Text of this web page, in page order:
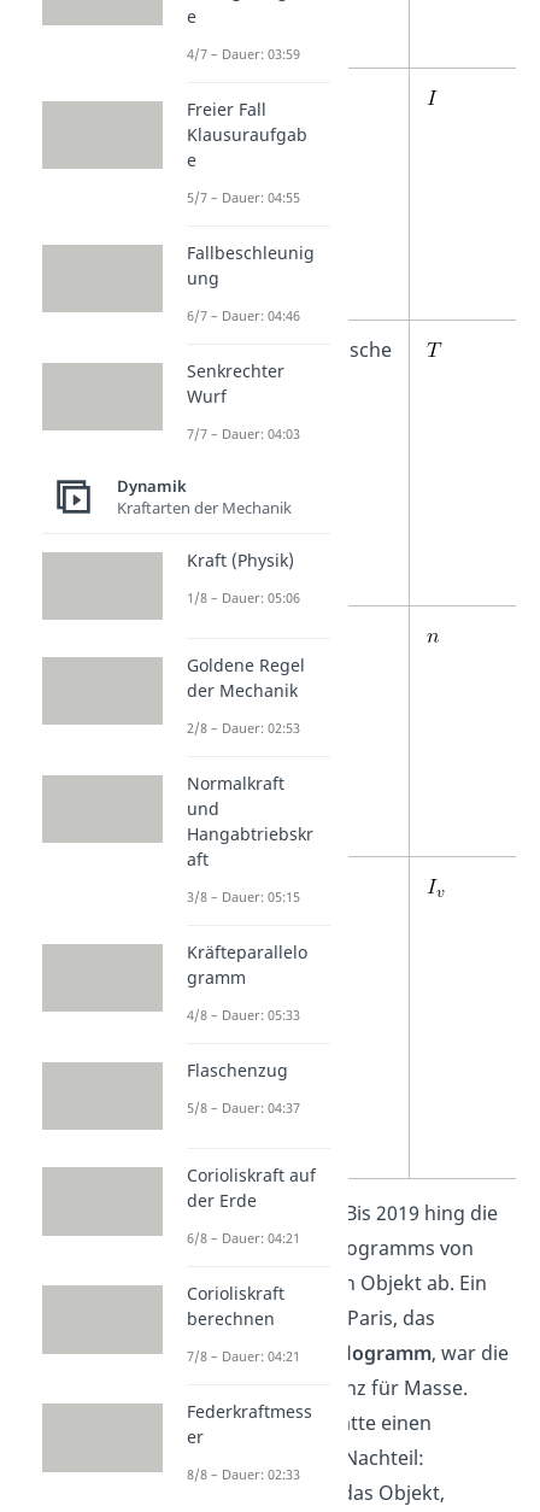
Elektrische
Stromstärke
Thermodynamische
Temperatur
Lichtstärke
Schon gewusst?
Bis 2019 hing die
Definition des Kilogramms von
einem physischen Objekt ab. Ein
Metallzylinder in Paris, das
sogenannte
Urkilogramm, war die
weltweite Referenz für Masse.
Dieses System hatte einen
entscheidenden Nachteil:
Veränderte sich das Objekt,
e
4/7 – Dauer: 03:59
Freier Fall
Klausuraufgab
e
5/7 – Dauer: 04:55
Fallbeschleunig
ung
6/7 – Dauer: 04:46
Senkrechter
Wurf
7/7 – Dauer: 04:03
Dynamik
Kraftarten der Mechanik
Kraft (Physik)
1/8 – Dauer: 05:06
Goldene Regel
der Mechanik
2/8 – Dauer: 02:53
Normalkraft
und
Hangabtriebskr
aft
3/8 – Dauer: 05:15
Kräfteparallelo
gramm
4/8 – Dauer: 05:33
Flaschenzug
5/8 – Dauer: 04:37
Corioliskraft auf
der Erde
6/8 – Dauer: 04:21
Corioliskraft
berechnen
7/8 – Dauer: 04:21
Federkraftmess
er
8/8 – Dauer: 02:33